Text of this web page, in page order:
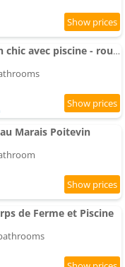
L'authentique - maison chic avec piscine - rouge
Marais Poitevin
de Ferme et Piscine